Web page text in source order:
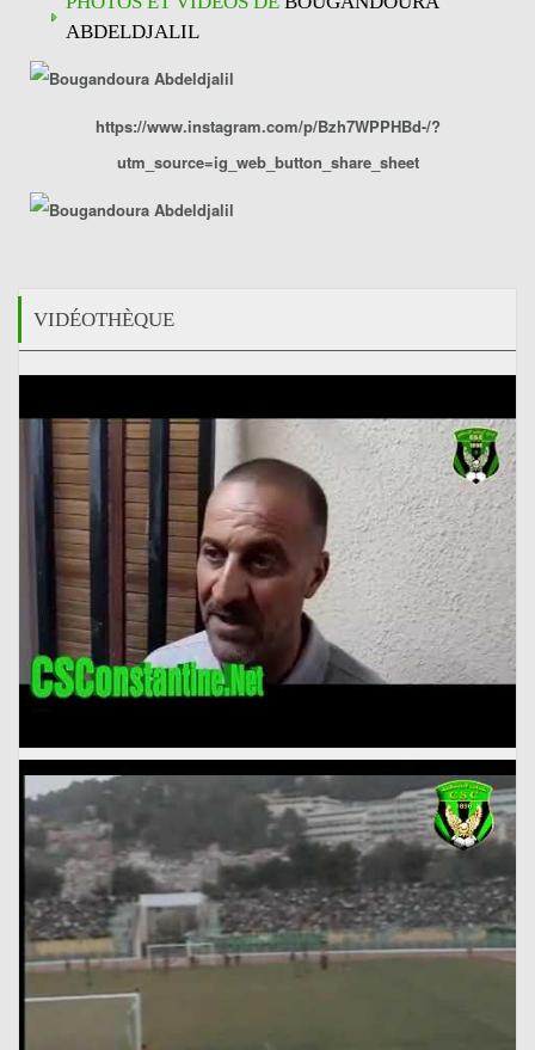
ABDELDJALIL
https://www.instagram.com/p/Bzh7WPPHBd-/?
utm_source=ig_web_button_share_sheet
VIDÉOTHÈQUE